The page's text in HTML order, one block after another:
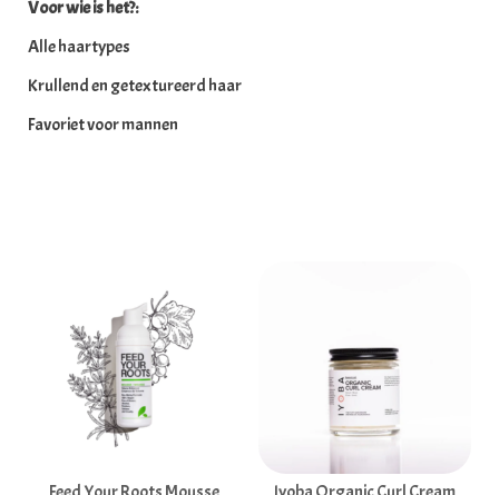
Voor wie is het?:
Alle haartypes
Krullend en getextureerd haar
Favoriet voor mannen